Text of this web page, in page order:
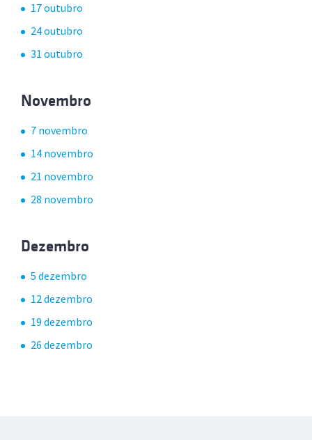
17 outubro
24 outubro
31 outubro
Novembro
7 novembro
14 novembro
21 novembro
28 novembro
Dezembro
5 dezembro
12 dezembro
19 dezembro
26 dezembro